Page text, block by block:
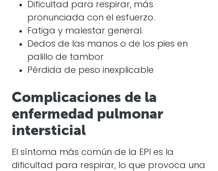
Dificultad para respirar, más
pronunciada con el esfuerzo.
Fatiga y malestar general.
Dedos de las manos o de los pies en
palillo de tambor
Pérdida de peso inexplicable
Complicaciones de la
enfermedad pulmonar
intersticial
El síntoma más común de la EPI es la
dificultad para respirar, lo que provoca una